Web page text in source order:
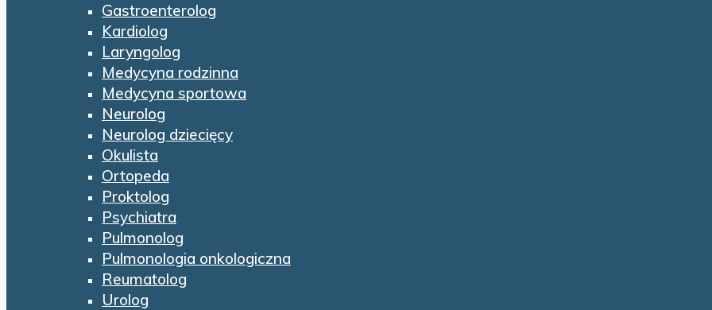
Gastroenterolog
Kardiolog
Laryngolog
Medycyna rodzinna
Medycyna sportowa
Neurolog
Neurolog dziecięcy
Okulista
Ortopeda
Proktolog
Psychiatra
Pulmonolog
Pulmonologia onkologiczna
Reumatolog
Urolog